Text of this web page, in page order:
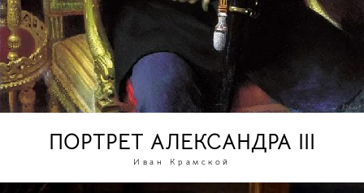
ПОРТРЕТ АЛЕКСАНДРА III
Иван Крамской